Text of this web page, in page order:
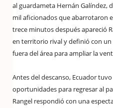
al guardameta Hernán Galíndez,
mil aficionados que abarrotaron
trece minutos después apareció
en territorio rival y definió con
fuera del área para ampliar la
Antes del descanso, Ecuador
oportunidades para regresar al
Rangel respondió con una